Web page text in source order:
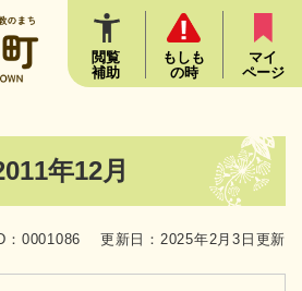
ーを飛ばして本文へ
閲覧
補助
もしも
の時
マイ
ページ
年12月
：0001086 更新日：2025年2月3日更新